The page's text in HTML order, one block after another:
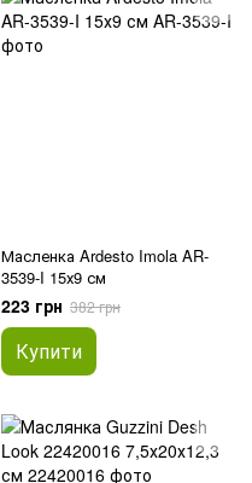
Масленка Ardesto Imola AR-
3539-I 15х9 см
223 грн 382 грн
Купити